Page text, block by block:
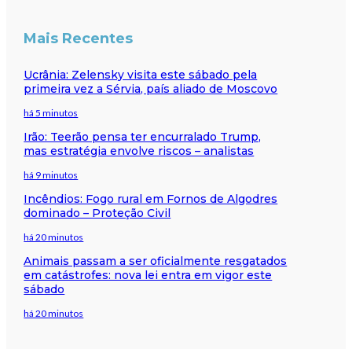
Mais Recentes
Ucrânia: Zelensky visita este sábado pela
primeira vez a Sérvia, país aliado de Moscovo
há 5 minutos
Irão: Teerão pensa ter encurralado Trump,
mas estratégia envolve riscos – analistas
há 9 minutos
Incêndios: Fogo rural em Fornos de Algodres
dominado – Proteção Civil
há 20 minutos
Animais passam a ser oficialmente resgatados
em catástrofes: nova lei entra em vigor este
sábado
há 20 minutos